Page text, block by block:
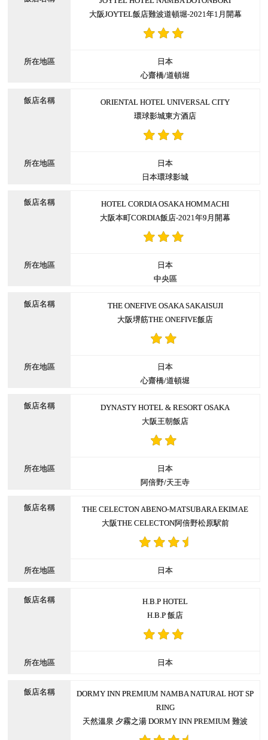
大阪JOYTEL飯店難波道頓堀-2021年1月開幕
日本
心齋橋/道頓堀
ORIENTAL HOTEL UNIVERSAL CITY
環球影城東方酒店
日本
日本環球影城
HOTEL CORDIA OSAKA HOMMACHI
大阪本町CORDIA飯店-2021年9月開幕
日本
中央區
THE ONEFIVE OSAKA SAKAISUJI
大阪堺筋THE ONEFIVE飯店
日本
心齋橋/道頓堀
DYNASTY HOTEL & RESORT OSAKA
大阪王朝飯店
日本
阿倍野/天王寺
THE CELECTON ABENO-MATSUBARA EKIMAE
大阪THE CELECTON阿倍野松原駅前
日本
H.B.P HOTEL
H.B.P 飯店
日本
DORMY INN PREMIUM NAMBA NATURAL HOT SP
RING
天然溫泉 夕霧之湯 DORMY INN PREMIUM 難波